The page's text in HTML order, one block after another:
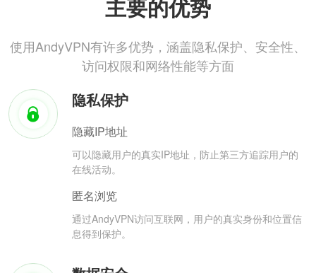
主要的优势
使用AndyVPN有许多优势，涵盖隐私保护、安全性、
访问权限和网络性能等方面
隐私保护
隐藏IP地址
可以隐藏用户的真实IP地址，防止第三方追踪用户的
在线活动。
匿名浏览
通过AndyVPN访问互联网，用户的真实身份和位置信
息得到保护。